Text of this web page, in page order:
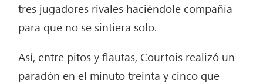
tres jugadores rivales haciéndole compañía
para que no se sintiera solo.
Así, entre pitos y flautas, Courtois realizó un
paradón en el minuto treinta y cinco que